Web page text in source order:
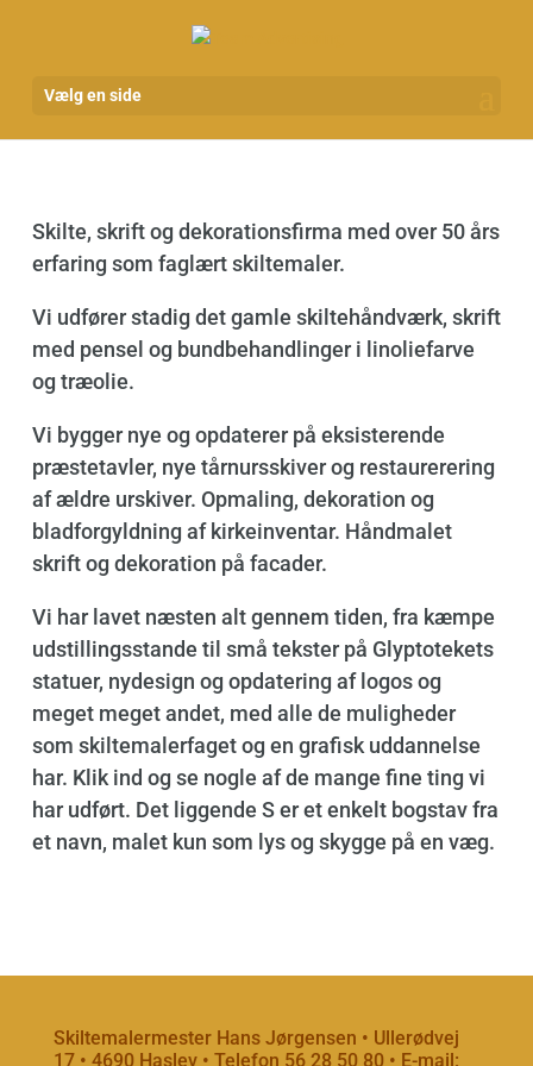
Vælg en side
Skilte, skrift og dekorationsfirma med over 50 års
erfaring som faglært skiltemaler.
Vi udfører stadig det gamle skiltehåndværk, skrift
med pensel og bundbehandlinger i linoliefarve
og træolie.
Vi bygger nye og opdaterer på eksisterende
præstetavler, nye tårnursskiver og restaurerering
af ældre urskiver. Opmaling, dekoration og
bladforgyldning af kirkeinventar. Håndmalet
skrift og dekoration på facader.
Vi har lavet næsten alt gennem tiden, fra kæmpe
udstillingsstande til små tekster på Glyptotekets
statuer, nydesign og opdatering af logos og
meget meget andet, med alle de muligheder
som skiltemalerfaget og en grafisk uddannelse
har. Klik ind og se nogle af de mange fine ting vi
har udført. Det liggende S er et enkelt bogstav fra
et navn, malet kun som lys og skygge på en væg.
Skiltemalermester Hans Jørgensen • Ullerødvej
17 • 4690 Haslev • Telefon 56 28 50 80 • E-mail: